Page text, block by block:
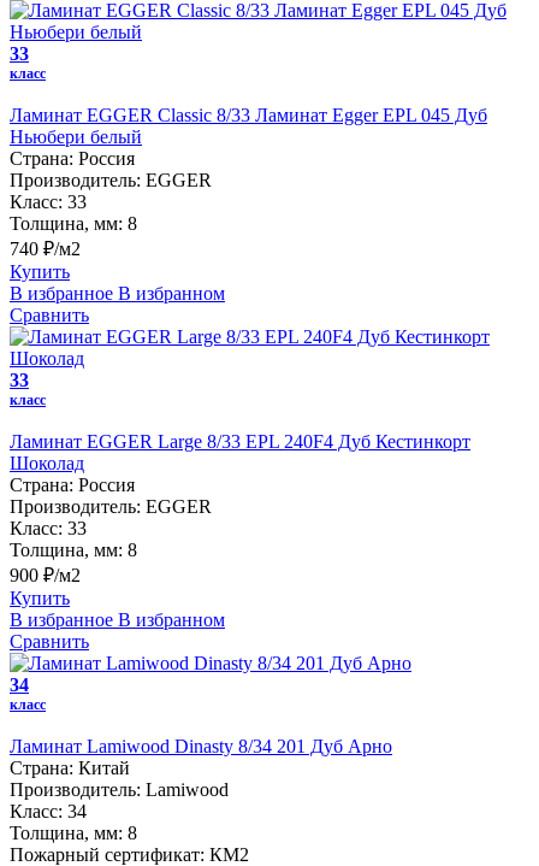
33
класс
Ламинат EGGER Classic 8/33 Ламинат Egger EPL 045 Дуб
Ньюбери белый
Страна: Россия
Производитель: EGGER
Класс: 33
Толщина, мм: 8
740 ₽/м2
Купить
В избранное В избранном
Сравнить
33
класс
Ламинат EGGER Large 8/33 EPL 240F4 Дуб Кестинкорт
Шоколад
Страна: Россия
Производитель: EGGER
Класс: 33
Толщина, мм: 8
900 ₽/м2
Купить
В избранное В избранном
Сравнить
34
класс
Ламинат Lamiwood Dinasty 8/34 201 Дуб Арно
Страна: Китай
Производитель: Lamiwood
Класс: 34
Толщина, мм: 8
Пожарный сертификат: КМ2